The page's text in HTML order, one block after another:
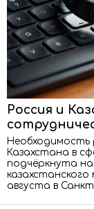
Россия и
Необходимость
Казахстана в
подчёркнута на
августа в